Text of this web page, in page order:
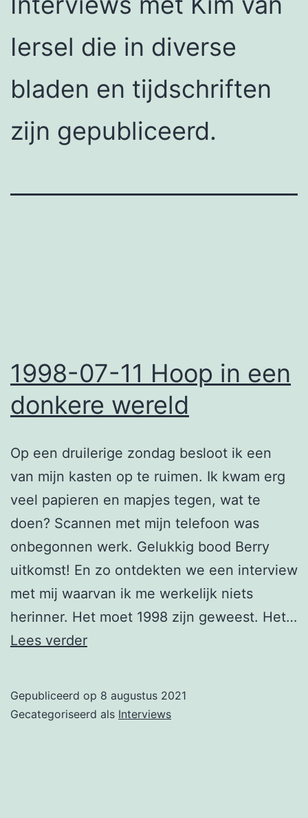
Iersel die in diverse
bladen en tijdschriften
zijn gepubliceerd.
1998-07-11 Hoop in een
donkere wereld
Op een druilerige zondag besloot ik een
van mijn kasten op te ruimen. Ik kwam erg
veel papieren en mapjes tegen, wat te
doen? Scannen met mijn telefoon was
onbegonnen werk. Gelukkig bood Berry
uitkomst! En zo ontdekten we een interview
met mij waarvan ik me werkelijk niets
herinner. Het moet 1998 zijn geweest. Het…
Lees verder1998-
Hoop
Gepubliceerd op 8 augustus 2021
Gecategoriseerd als Interviews